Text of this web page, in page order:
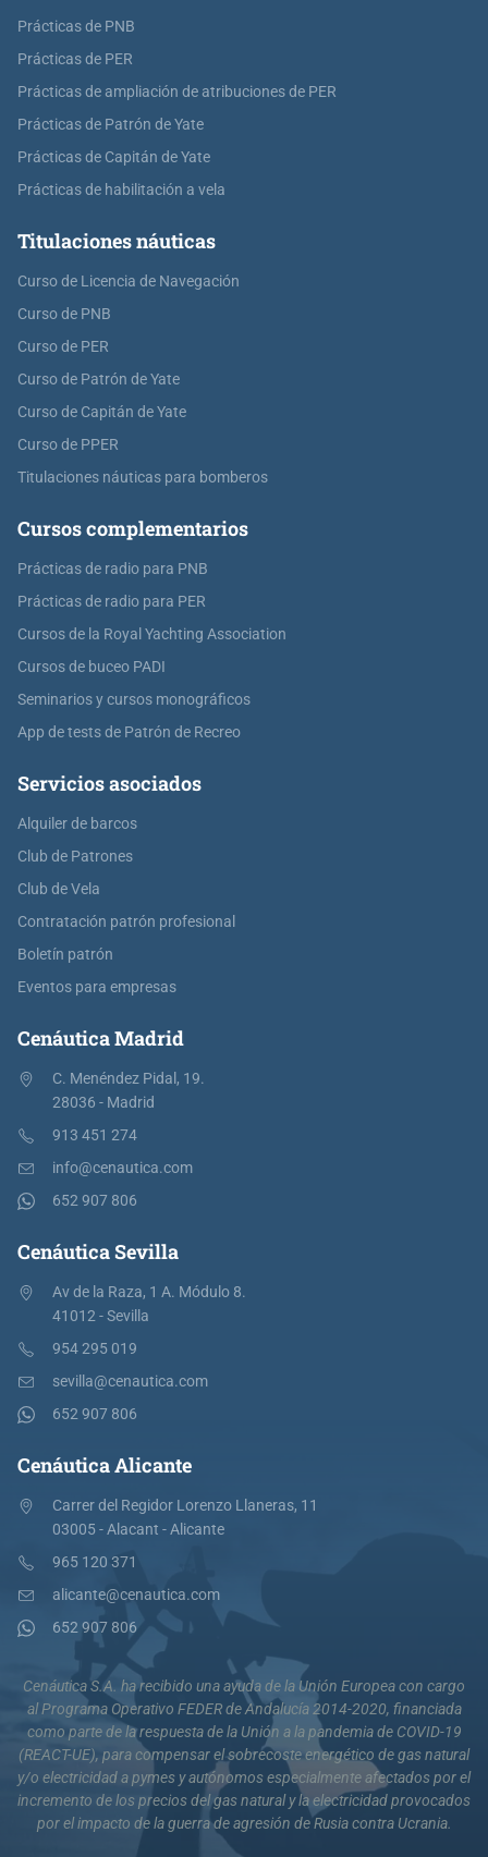
Prácticas de PNB
Prácticas de PER
Prácticas de ampliación de atribuciones de PER
Prácticas de Patrón de Yate
Prácticas de Capitán de Yate
Prácticas de habilitación a vela
Titulaciones náuticas
Curso de Licencia de Navegación
Curso de PNB
Curso de PER
Curso de Patrón de Yate
Curso de Capitán de Yate
Curso de PPER
Titulaciones náuticas para bomberos
Cursos complementarios
Prácticas de radio para PNB
Prácticas de radio para PER
Cursos de la Royal Yachting Association
Cursos de buceo PADI
Seminarios y cursos monográficos
App de tests de Patrón de Recreo
Servicios asociados
Alquiler de barcos
Club de Patrones
Club de Vela
Contratación patrón profesional
Boletín patrón
Eventos para empresas
Cenáutica Madrid
C. Menéndez Pidal, 19.
28036 - Madrid
913 451 274
info@cenautica.com
652 907 806
Cenáutica Sevilla
Av de la Raza, 1 A. Módulo 8.
41012 - Sevilla
954 295 019
sevilla@cenautica.com
652 907 806
Cenáutica Alicante
Carrer del Regidor Lorenzo Llaneras, 11
03005 - Alacant - Alicante
965 120 371
alicante@cenautica.com
652 907 806
Cenáutica S.A. ha recibido una ayuda de la Unión Europea con cargo
al Programa Operativo FEDER de Andalucía 2014-2020, financiada
como parte de la respuesta de la Unión a la pandemia de COVID-19
(REACT-UE), para compensar el sobrecoste energético de gas natural
y/o electricidad a pymes y autónomos especialmente afectados por el
incremento de los precios del gas natural y la electricidad provocados
por el impacto de la guerra de agresión de Rusia contra Ucrania.